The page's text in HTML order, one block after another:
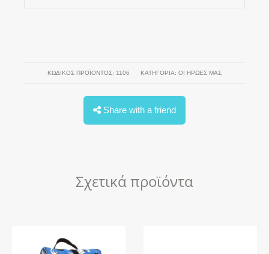
ΚΩΔΙΚΌΣ ΠΡΟΪΌΝΤΟΣ: 1106 ΚΑΤΗΓΟΡΊΑ: ΟΙ ΗΡΩΕΣ ΜΑΣ
Share with a friend
Σχετικά προϊόντα